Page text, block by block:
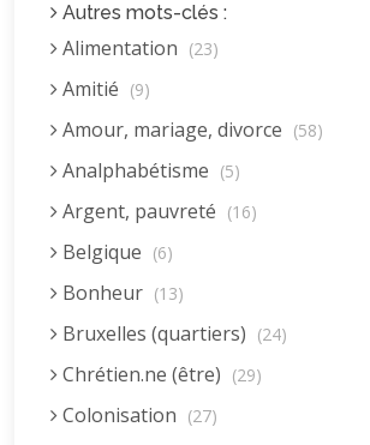
Autres mots-clés :
Alimentation (23)
Amitié (9)
Amour, mariage, divorce (58)
Analphabétisme (5)
Argent, pauvreté (16)
Belgique (6)
Bonheur (13)
Bruxelles (quartiers) (24)
Chrétien.ne (être) (29)
Colonisation (27)